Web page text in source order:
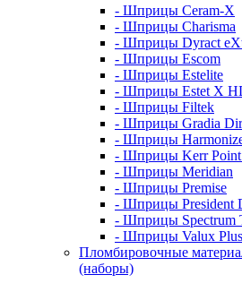
- Шприцы Ceram-X
- Шприцы Charisma
- Шприцы Dyract
- Шприцы Escom
- Шприцы Estelite
- Шприцы Estet X
- Шприцы Filtek
- Шприцы Gradia
- Шприцы
- Шприцы Kerr
- Шприцы Meridian
- Шприцы Premise
- Шприцы President
- Шприцы Spectrum
- Шприцы Valux Plus
Пломбировочные
(наборы)